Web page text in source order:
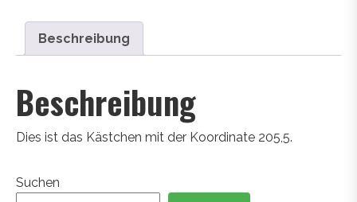
Beschreibung
Beschreibung
Dies ist das Kästchen mit der Koordinate 205,5.
Suchen